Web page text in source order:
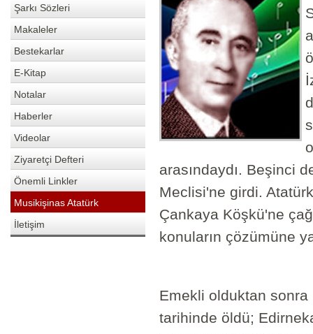
Şarkı Sözleri
Makaleler
Bestekarlar
E-Kitap
Notalar
Haberler
Videolar
Ziyaretçi Defteri
Önemli Linkler
Musikişinas Atatürk
İletişim
arasındaydı. Beşinci
Meclisi'ne girdi.
Çankaya Köşkü'ne
konuların çözümüne
Emekli olduktan
tarihinde öldü;